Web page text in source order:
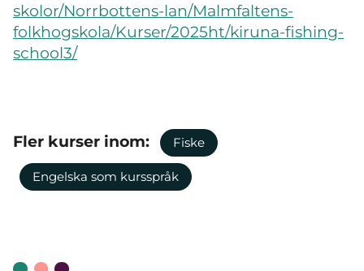
skolor/Norrbottens-lan/Malmfaltens-
folkhogskola/Kurser/2025ht/kiruna-fishing-
school3/
Fler kurser inom: Fiske
Engelska som kursspråk